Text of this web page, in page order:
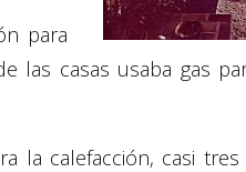
para
las casas usaba gas
la calefacción, casi tres